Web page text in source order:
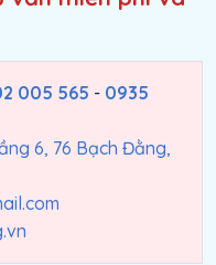
005 565 - 0935
6, 76 Bạch Đằng,